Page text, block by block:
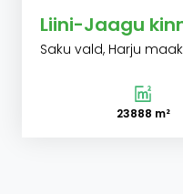
Liini-Jaagu
Saku vald, Harju
23888 m²